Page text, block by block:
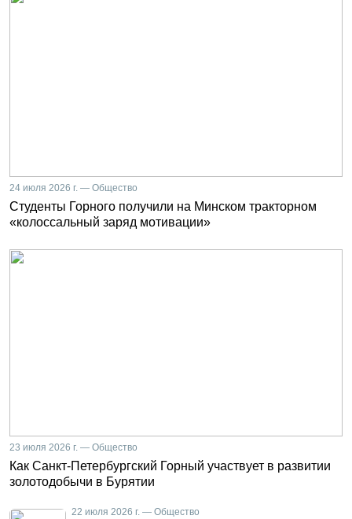
24 июля 2026 г. — Общество
Студенты Горного получили на Минском тракторном
«колоссальный заряд мотивации»
23 июля 2026 г. — Общество
Как Санкт-Петербургский Горный участвует в развитии
золотодобычи в Бурятии
22 июля 2026 г. — Общество